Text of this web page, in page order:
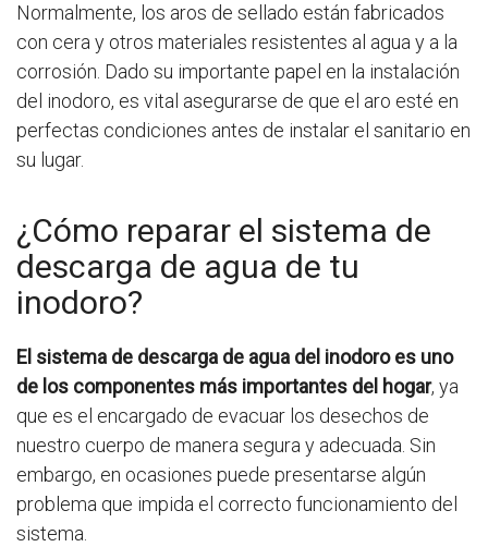
Normalmente, los aros de sellado están fabricados
con cera y otros materiales resistentes al agua y a la
corrosión. Dado su importante papel en la instalación
del inodoro, es vital asegurarse de que el aro esté en
perfectas condiciones antes de instalar el sanitario en
su lugar.
¿Cómo reparar el sistema de
descarga de agua de tu
inodoro?
El sistema de descarga de agua del inodoro es uno
de los componentes más importantes del hogar, ya
que es el encargado de evacuar los desechos de
nuestro cuerpo de manera segura y adecuada. Sin
embargo, en ocasiones puede presentarse algún
problema que impida el correcto funcionamiento del
sistema.